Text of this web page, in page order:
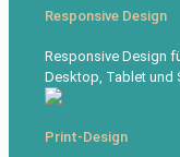
Responsive Design
Responsive Design
Desktop, Tablet und
Print-Design